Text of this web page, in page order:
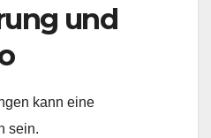
und
kann eine
sein.